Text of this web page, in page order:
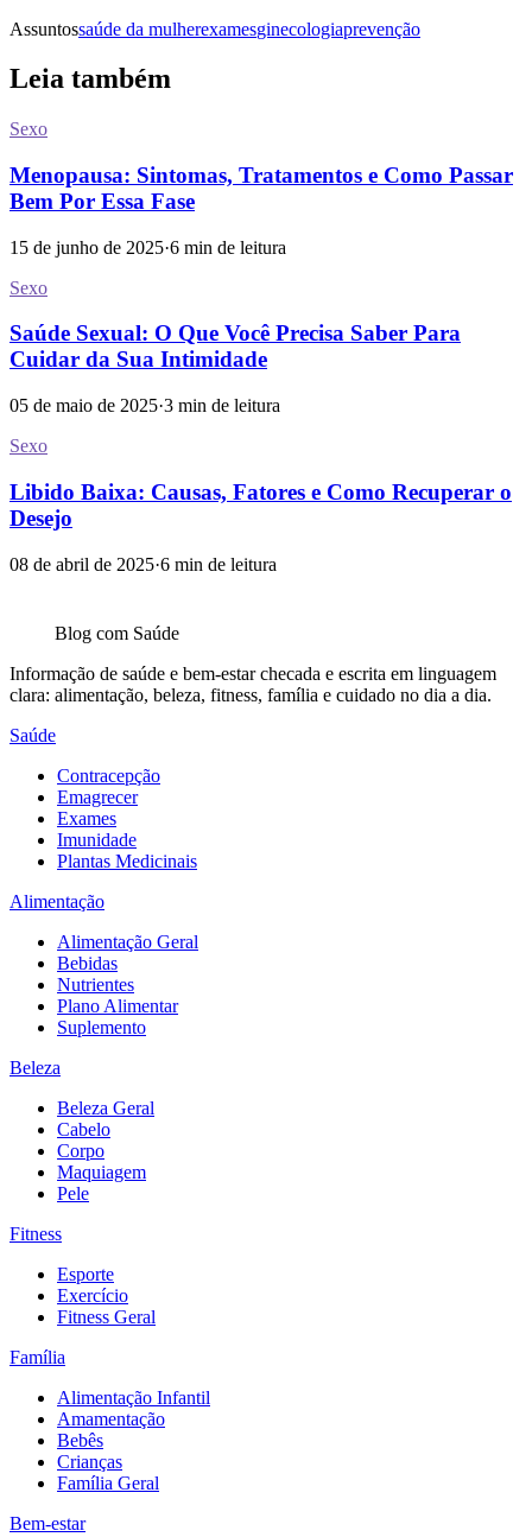
Assuntossaúde da mulherexamesginecologiaprevenção
Leia também
Sexo
Menopausa: Sintomas, Tratamentos e Como Passar
Bem Por Essa Fase
15 de junho de 2025·6 min de leitura
Sexo
Saúde Sexual: O Que Você Precisa Saber Para
Cuidar da Sua Intimidade
05 de maio de 2025·3 min de leitura
Sexo
Libido Baixa: Causas, Fatores e Como Recuperar o
Desejo
08 de abril de 2025·6 min de leitura
Blog com Saúde
Informação de saúde e bem-estar checada e escrita em linguagem
clara: alimentação, beleza, fitness, família e cuidado no dia a dia.
Saúde
Contracepção
Emagrecer
Exames
Imunidade
Plantas Medicinais
Alimentação
Alimentação Geral
Bebidas
Nutrientes
Plano Alimentar
Suplemento
Beleza
Beleza Geral
Cabelo
Corpo
Maquiagem
Pele
Fitness
Esporte
Exercício
Fitness Geral
Família
Alimentação Infantil
Amamentação
Bebês
Crianças
Família Geral
Bem-estar